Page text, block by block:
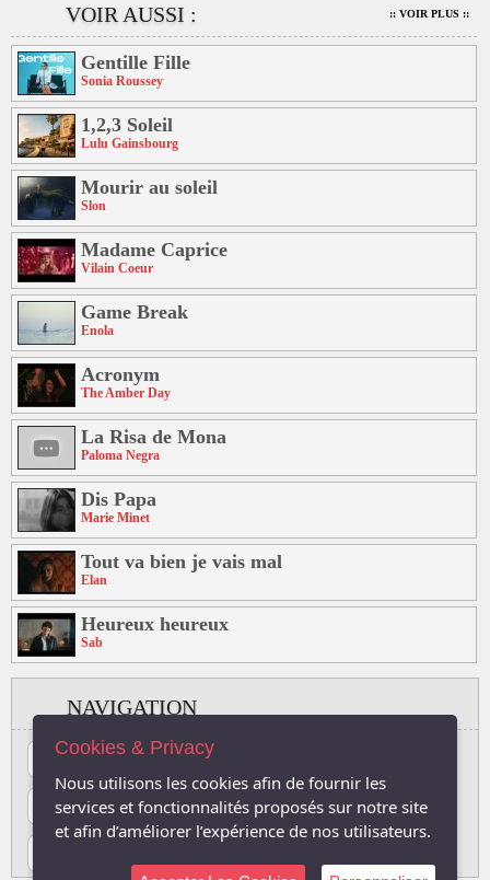
VOIR AUSSI : :: VOIR PLUS ::
Gentille Fille
Sonia Roussey
1,2,3 Soleil
Lulu Gainsbourg
Mourir au soleil
Slon
Madame Caprice
Vilain Coeur
Game Break
Enola
Acronym
The Amber Day
La Risa de Mona
Paloma Negra
Dis Papa
Marie Minet
Tout va bien je vais mal
Elan
Heureux heureux
Sab
NAVIGATION
A B C D
L M N O P Q R S T U
Cookies & Privacy
Nous utilisons les cookies afin de fournir les
services et fonctionnalités proposés sur notre site
et afin d’améliorer l’expérience de nos utilisateurs.